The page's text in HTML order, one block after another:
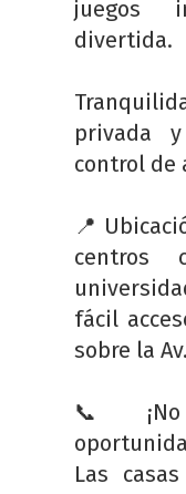
juegos
divertida.
privada
control de
📍
centros
fácil
sobre la
📞 ¡No
Las